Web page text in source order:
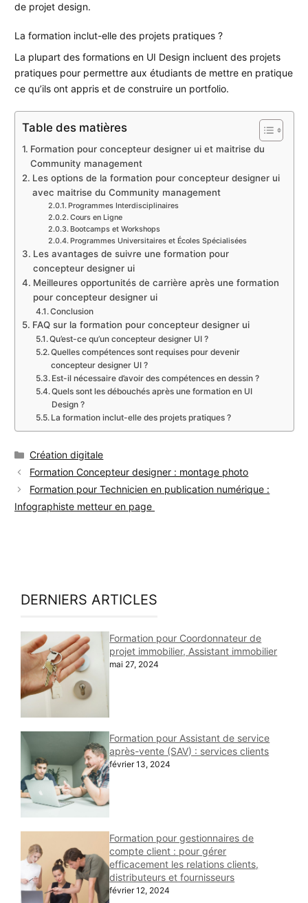
de projet design.
La formation inclut-elle des projets pratiques ?
La plupart des formations en UI Design incluent des projets
pratiques pour permettre aux étudiants de mettre en pratique
ce qu’ils ont appris et de construire un portfolio.
Table des matières
Formation pour concepteur designer ui et maitrise du
Community management
Les options de la formation pour concepteur designer ui
avec maitrise du Community management
Programmes Interdisciplinaires
Cours en Ligne
Bootcamps et Workshops
Programmes Universitaires et Écoles Spécialisées
Les avantages de suivre une formation pour
concepteur designer ui
Meilleures opportunités de carrière après une formation
pour concepteur designer ui
Conclusion
FAQ sur la formation pour concepteur designer ui
Qu’est-ce qu’un concepteur designer UI ?
Quelles compétences sont requises pour devenir
concepteur designer UI ?
Est-il nécessaire d’avoir des compétences en dessin ?
Quels sont les débouchés après une formation en UI
Design ?
La formation inclut-elle des projets pratiques ?
Catégories
Création digitale
Formation Concepteur designer : montage photo
Formation pour Technicien en publication numérique :
Infographiste metteur en page
DERNIERS ARTICLES
Formation pour Coordonnateur de
projet immobilier, Assistant immobilier
mai 27, 2024
Formation pour Assistant de service
après-vente (SAV) : services clients
février 13, 2024
Formation pour gestionnaires de
compte client : pour gérer
efficacement les relations clients,
distributeurs et fournisseurs
février 12, 2024